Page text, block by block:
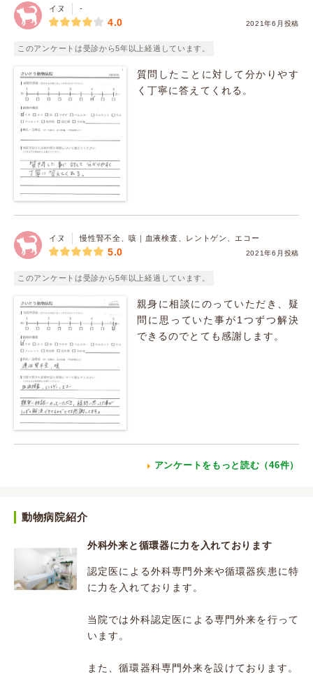
イヌ -
2021年6月投稿
4.0
このアンケートは受診から5年以上経過しています。
質問したことに対して分かりやす
く丁寧に答えてくれる。
イヌ 慢性腎不全、咳｜血液検査、レントゲン、エコー
2021年6月投稿
5.0
このアンケートは受診から5年以上経過しています。
親身に相談にのっていただき、疑
問に思っていた事が1つずつ解決
できるのでとても感謝します。
アンケートをもっと読む（46件）
動物病院紹介
外科外来と循環器に力を入れております
認定医による外科専門外来や循環器疾患に特
に力を入れております。
当院では外科認定医による専門外来を行って
います。
また、循環器科専門外来を設けております。